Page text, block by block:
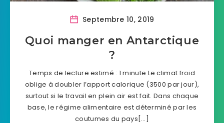
Septembre 10, 2019
Quoi manger en Antarctique
?
Temps de lecture estimé : 1 minute Le climat froid
oblige à doubler l’apport calorique (3500 par jour),
surtout si le travail en plein air est fait. Dans chaque
base, le régime alimentaire est déterminé par les
coutumes du pays[…]